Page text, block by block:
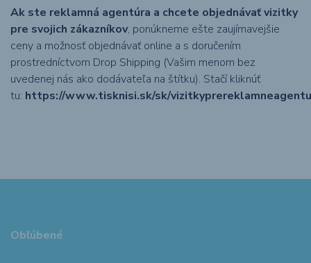
Ak ste reklamná agentúra a chcete objednávať vizitky
pre svojich zákazníkov, ponúkneme ešte zaujímavejšie
ceny a možnosť objednávať online a s doručením
prostredníctvom Drop Shipping (Vašim menom bez
uvedenej nás ako dodávateľa na štítku). Stačí kliknúť
tu: https://www.tisknisi.sk/sk/
Obľúbené